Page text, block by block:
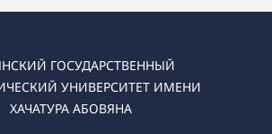
и методика (Очная,
ГОСУДАРСТВЕННЫЙ
УНИВЕРСИТЕТ ИМЕНИ
ХАЧАТУРА АБОВЯНА